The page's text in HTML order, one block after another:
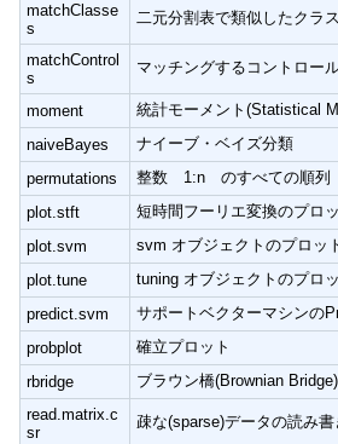
matchClasse
s
二元分割表で類似したクラ
matchControl
s
マッチングするコントロー
moment
統計モーメント(Statistical
naiveBayes
ナイーブ・ベイズ分類
permutations
整数 1:n のすべての順列
plot.stft
短時間フーリエ変換のプロ
plot.svm
svm オブジェクトのプロッ
plot.tune
tuning オブジェクトのプロ
predict.svm
サポートベクターマシンの
probplot
確立プロット
rbridge
ブラウン橋(Brownian
read.matrix.c
sr
疎な(sparse)データの読み書